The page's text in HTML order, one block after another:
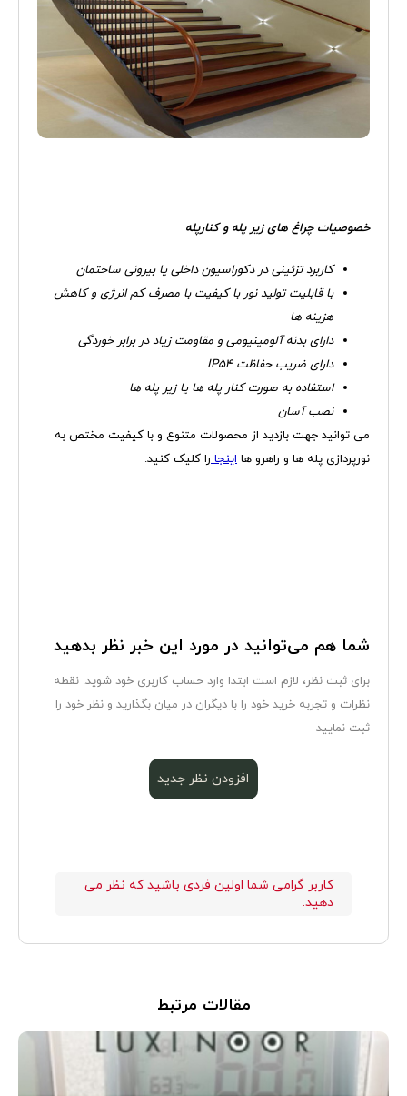
خصوصیات چراغ های زیر پله و کنارپله
کاربرد تزئینی در دکوراسیون داخلی یا بیرونی ساختمان
با قابلیت تولید نور با کیفیت با مصرف کم انرژی و کاهش
هزینه ها
دارای بدنه آلومینیومی و مقاومت زیاد در برابر خوردگی
دارای ضریب حفاظتIP54
استفاده به صورت کنار پله ها یا زیر پله ها
نصب آسان
می توانید جهت بازدید از محصولات متنوع و با کیفیت مختص به
نورپردازی پله ها و راهرو ها اینجارا کلیک کنید.
شما هم می‌توانید در مورد این خبر نظر بدهید
برای ثبت نظر، لازم است ابتدا وارد حساب کاربری خود شوید. نقطه
نظرات و تجربه خرید خود را با دیگران در میان بگذارید و نظر خود را
ثبت نمایید
افزودن نظر جدید
کاربر گرامی شما اولین فردی باشید که نظر می
دهید.
مقالات مرتبط